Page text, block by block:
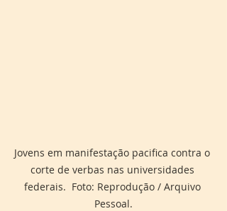
Jovens em manifestação pacifica contra o
corte de verbas nas universidades
federais.  Foto: Reprodução / Arquivo
Pessoal.